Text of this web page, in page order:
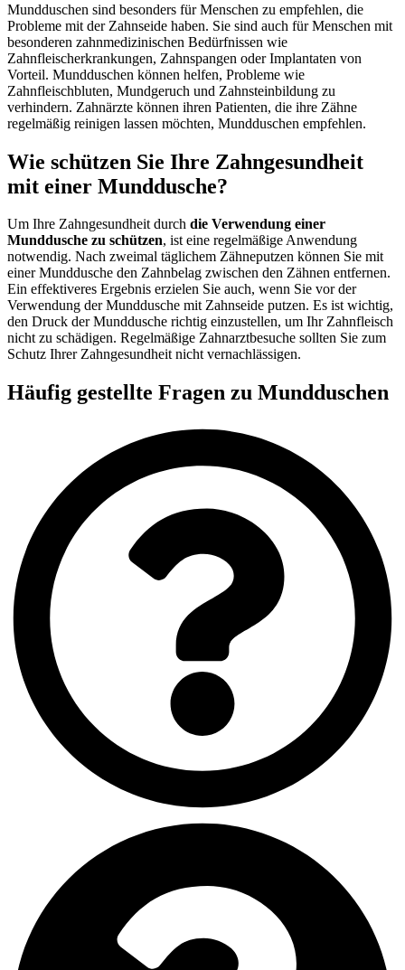
Mundduschen sind besonders für Menschen zu empfehlen, die
Probleme mit der Zahnseide haben. Sie sind auch für Menschen mit
besonderen zahnmedizinischen Bedürfnissen wie
Zahnfleischerkrankungen, Zahnspangen oder Implantaten von
Vorteil. Mundduschen können helfen, Probleme wie
Zahnfleischbluten, Mundgeruch und Zahnsteinbildung zu
verhindern. Zahnärzte können ihren Patienten, die ihre Zähne
regelmäßig reinigen lassen möchten, Mundduschen empfehlen.
Wie schützen Sie Ihre Zahngesundheit
mit einer Munddusche?
Um Ihre Zahngesundheit durch die Verwendung einer
Munddusche zu schützen, ist eine regelmäßige Anwendung
notwendig. Nach zweimal täglichem Zähneputzen können Sie mit
einer Munddusche den Zahnbelag zwischen den Zähnen entfernen.
Ein effektiveres Ergebnis erzielen Sie auch, wenn Sie vor der
Verwendung der Munddusche mit Zahnseide putzen. Es ist wichtig,
den Druck der Munddusche richtig einzustellen, um Ihr Zahnfleisch
nicht zu schädigen. Regelmäßige Zahnarztbesuche sollten Sie zum
Schutz Ihrer Zahngesundheit nicht vernachlässigen.
Häufig gestellte Fragen zu Mundduschen